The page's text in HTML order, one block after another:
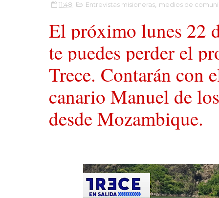
11:48 Entrevistas misioneras medios de
El próximo lunes 22
te puedes perder el
Trece. Contarán con
canario Manuel de
desde Mozambique.